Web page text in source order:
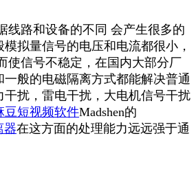
线路和设备的不同 会产生很多的
拟量信号的电压和电流都很小，
使信号不稳定，在国内大部分厂
般的电磁隔离方式都能解决普通
扰，雷电干扰，大电机信号干扰
豆短视频软件Madshen的
器在这方面的处理能力远远强于通